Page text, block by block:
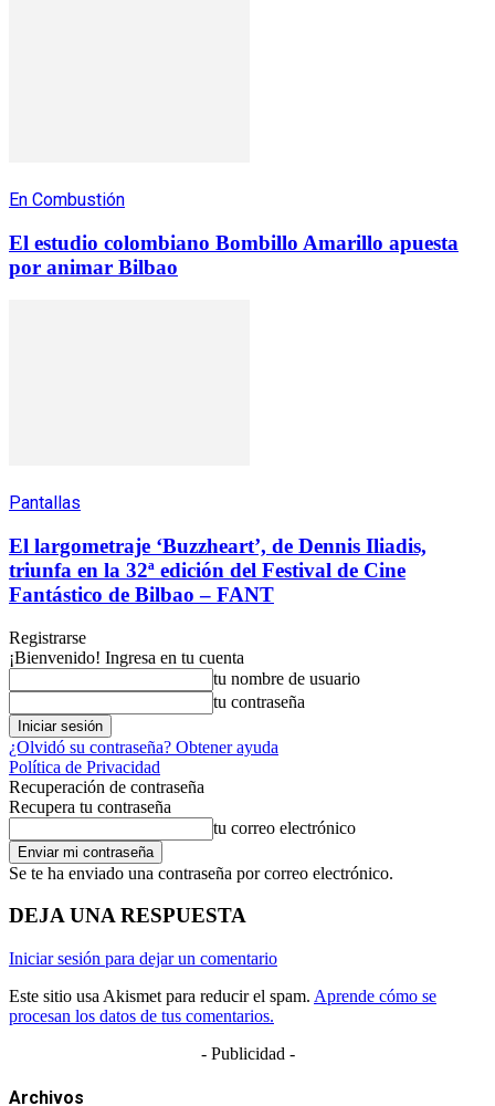
En Combustión
El estudio colombiano Bombillo Amarillo apuesta
por animar Bilbao
Pantallas
El largometraje ‘Buzzheart’, de Dennis Iliadis,
triunfa en la 32ª edición del Festival de Cine
Fantástico de Bilbao – FANT
Registrarse
¡Bienvenido! Ingresa en tu cuenta
tu nombre de usuario
tu contraseña
¿Olvidó su contraseña? Obtener ayuda
Política de Privacidad
Recuperación de contraseña
Recupera tu contraseña
tu correo electrónico
Se te ha enviado una contraseña por correo electrónico.
DEJA UNA RESPUESTA
Iniciar sesión para dejar un comentario
Este sitio usa Akismet para reducir el spam. Aprende cómo se
procesan los datos de tus comentarios.
- Publicidad -
Archivos